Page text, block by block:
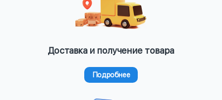
Доставка и получение товара
Подробнее